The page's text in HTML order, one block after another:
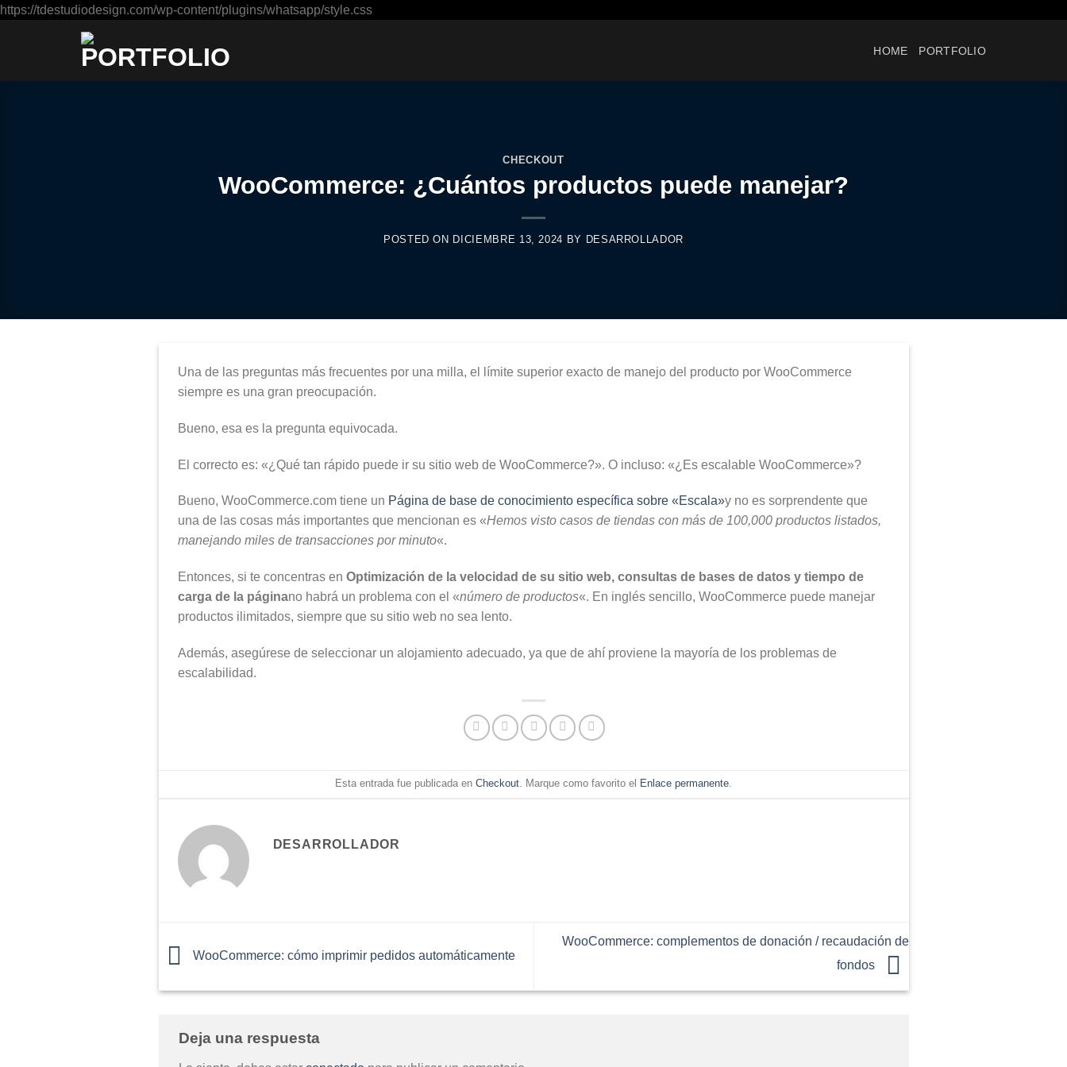
https://tdestudiodesign.com/wp-content/plugins/whatsapp/style.cssSaltar
HOME PORTFOLIO
CHECKOUT
WooCommerce: ¿Cuántos productos puede manejar?
POSTED ON DICIEMBRE 13, 2024 BY DESARROLLADOR
Una de las preguntas más frecuentes por una milla, el límite superior exacto de manejo del producto por WooCommerce
siempre es una gran preocupación.
Bueno, esa es la pregunta equivocada.
El correcto es: «¿Qué tan rápido puede ir su sitio web de WooCommerce?». O incluso: «¿Es escalable WooCommerce»?
Bueno, WooCommerce.com tiene un Página de base de conocimiento específica sobre «Escala»y no es sorprendente que
una de las cosas más importantes que mencionan es «Hemos visto casos de tiendas con más de 100,000 productos listados,
manejando miles de transacciones por minuto«.
Entonces, si te concentras en Optimización de la velocidad de su sitio web, consultas de bases de datos y tiempo de
carga de la páginano habrá un problema con el «número de productos«. En inglés sencillo, WooCommerce puede manejar
productos ilimitados, siempre que su sitio web no sea lento.
Además, asegúrese de seleccionar un alojamiento adecuado, ya que de ahí proviene la mayoría de los problemas de
escalabilidad.
Esta entrada fue publicada en Checkout. Marque como favorito el Enlace permanente.
DESARROLLADOR
WooCommerce: cómo imprimir pedidos automáticamente
WooCommerce: complementos de donación / recaudación de
fondos
Deja una respuesta